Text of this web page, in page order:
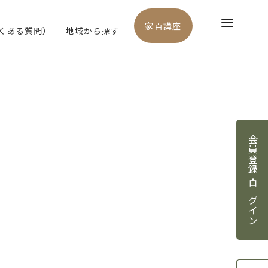
会員登録・ログイン
ある質問） 地域から探す 家百講座